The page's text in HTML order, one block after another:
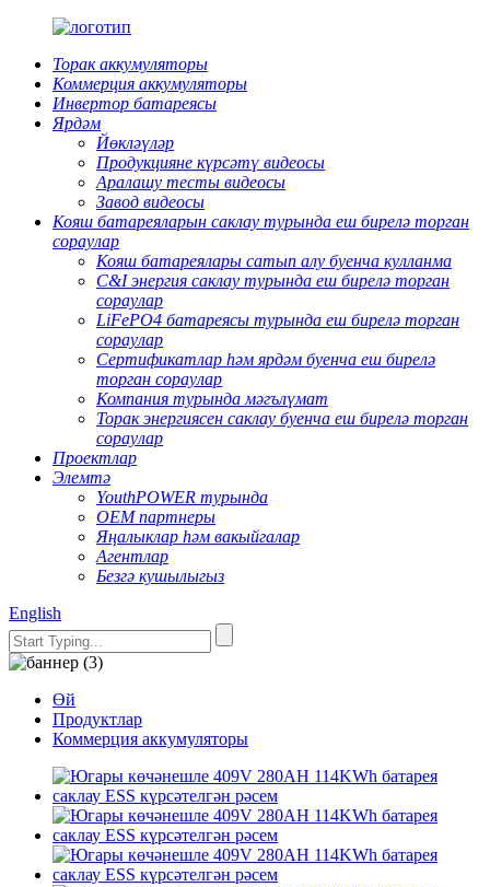
Торак аккумуляторы
Коммерция аккумуляторы
Инвертор батареясы
Ярдәм
Йөкләүләр
Продукцияне күрсәтү видеосы
Аралашу тесты видеосы
Завод видеосы
Кояш батареяларын саклау турында еш бирелә торган
сораулар
Кояш батареялары сатып алу буенча кулланма
C&I энергия саклау турында еш бирелә торган
сораулар
LiFePO4 батареясы турында еш бирелә торган
сораулар
Сертификатлар һәм ярдәм буенча еш бирелә
торган сораулар
Компания турында мәгълүмат
Торак энергиясен саклау буенча еш бирелә торган
сораулар
Проектлар
Элемтә
YouthPOWER турында
OEM партнеры
Яңалыклар һәм вакыйгалар
Агентлар
Безгә кушылыгыз
English
Өй
Продуктлар
Коммерция аккумуляторы